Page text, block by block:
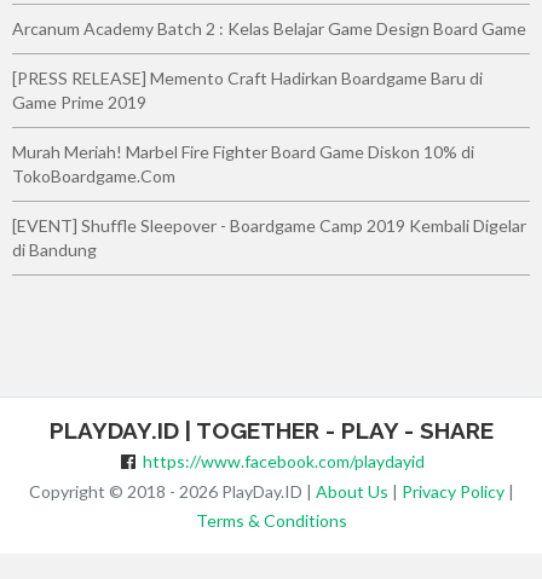
Arcanum Academy Batch 2 : Kelas Belajar Game Design Board Game
[PRESS RELEASE] Memento Craft Hadirkan Boardgame Baru di
Game Prime 2019
Murah Meriah! Marbel Fire Fighter Board Game Diskon 10% di
TokoBoardgame.Com
[EVENT] Shuffle Sleepover - Boardgame Camp 2019 Kembali Digelar
di Bandung
PLAYDAY.ID | TOGETHER - PLAY - SHARE
https://www.facebook.com/playdayid
Copyright © 2018 - 2026 PlayDay.ID | About Us | Privacy Policy|
Terms & Conditions